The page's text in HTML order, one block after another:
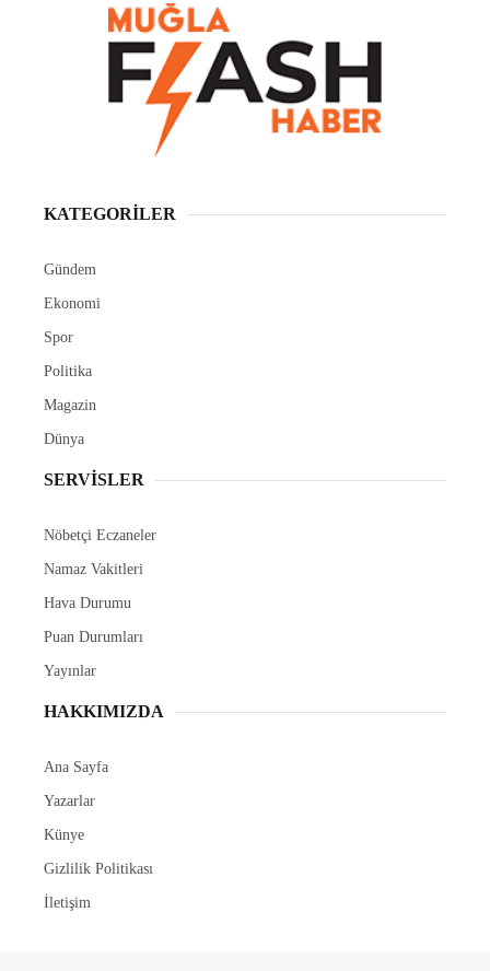
KATEGORİLER
Gündem
Ekonomi
Spor
Politika
Magazin
Dünya
SERVİSLER
Nöbetçi Eczaneler
Namaz Vakitleri
Hava Durumu
Puan Durumları
Yayınlar
HAKKIMIZDA
Ana Sayfa
Yazarlar
Künye
Gizlilik Politikası
İletişim